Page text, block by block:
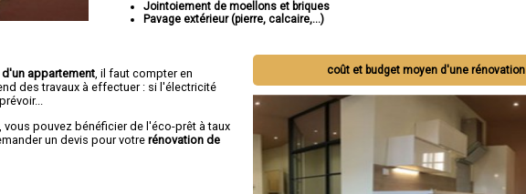
Jointoiement de moellons et briques
Pavage extérieur (pierre, calcaire,...)
coût et budget moyen d'une rénovation
appartement , il faut compter en
des travaux à effectuer : si l'électricité
pouvez bénéficier de l'éco-prêt à taux
un devis pour votre rénovation de